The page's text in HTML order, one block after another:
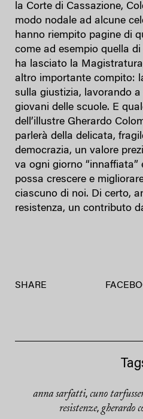
la Corte di Cassazione,
modo nodale ad alcune
hanno riempito pagine di
come ad esempio quella di
ha lasciato la
altro importante compito:
sulla giustizia, lavorando
giovani delle scuole. E
dell’illustre Gherardo
parlerà della delicata,
democrazia, un valore
va ogni giorno “innaffiata”
possa crescere e
ciascuno di noi. Di certo,
resistenza, un contributo
SHARE
anna sarfatti, cuno
resistenze, gherardo